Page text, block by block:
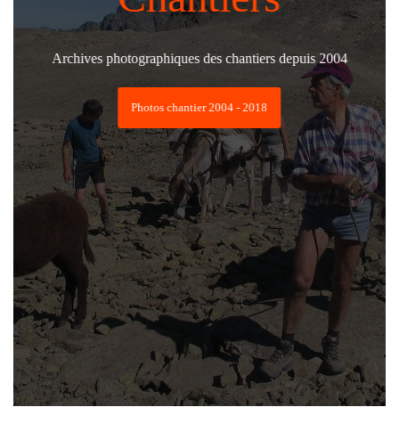
Archives photographiques des chantiers depuis 2004
Photos chantier 2004 - 2018